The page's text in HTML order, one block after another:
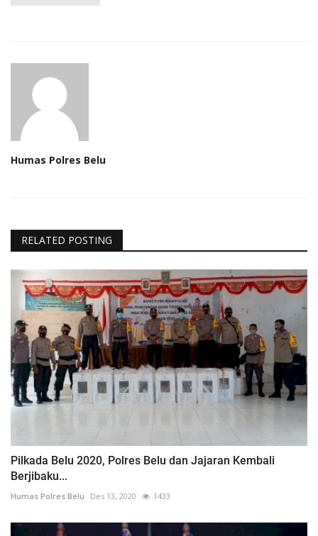
Humas Polres Belu
RELATED POSTING
Pilkada Belu 2020, Polres Belu dan Jajaran Kembali
Berjibaku...
Humas Polres Belu Des 13, 2020 1433